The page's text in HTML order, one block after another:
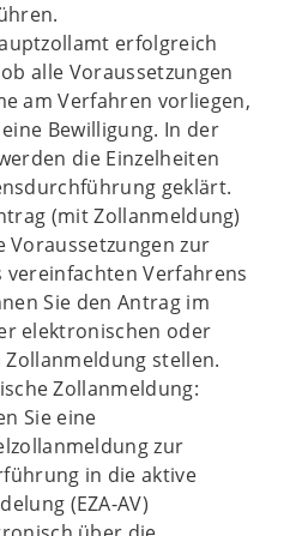
erfolgreich
alle Voraussetzungen
am Verfahren vorliegen,
Bewilligung. In der
die Einzelheiten
geklärt.
(mit Zollanmeldung)
Voraussetzungen zur
vereinfachten Verfahrens
Sie den Antrag im
elektronischen oder
stellen.
Zollanmeldung:
Sie eine
zur
in die aktive
(EZA-AV)